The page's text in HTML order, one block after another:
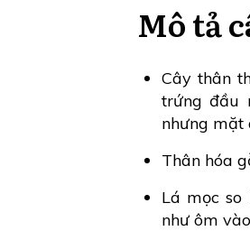
Mô tả
Cây thân
trứng đầu
nhưng mặt
Thân hóa
Lá mọc so
như ôm